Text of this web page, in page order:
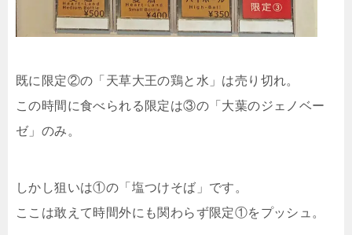
既に限定②の「天草大王の鶏と水」は売り切れ。
この時間に食べられる限定は③の「大葉のジェノベー
ゼ」のみ。
しかし狙いは①の「塩つけそば」です。
ここは敢えて時間外にも関わらず限定①をプッシュ。